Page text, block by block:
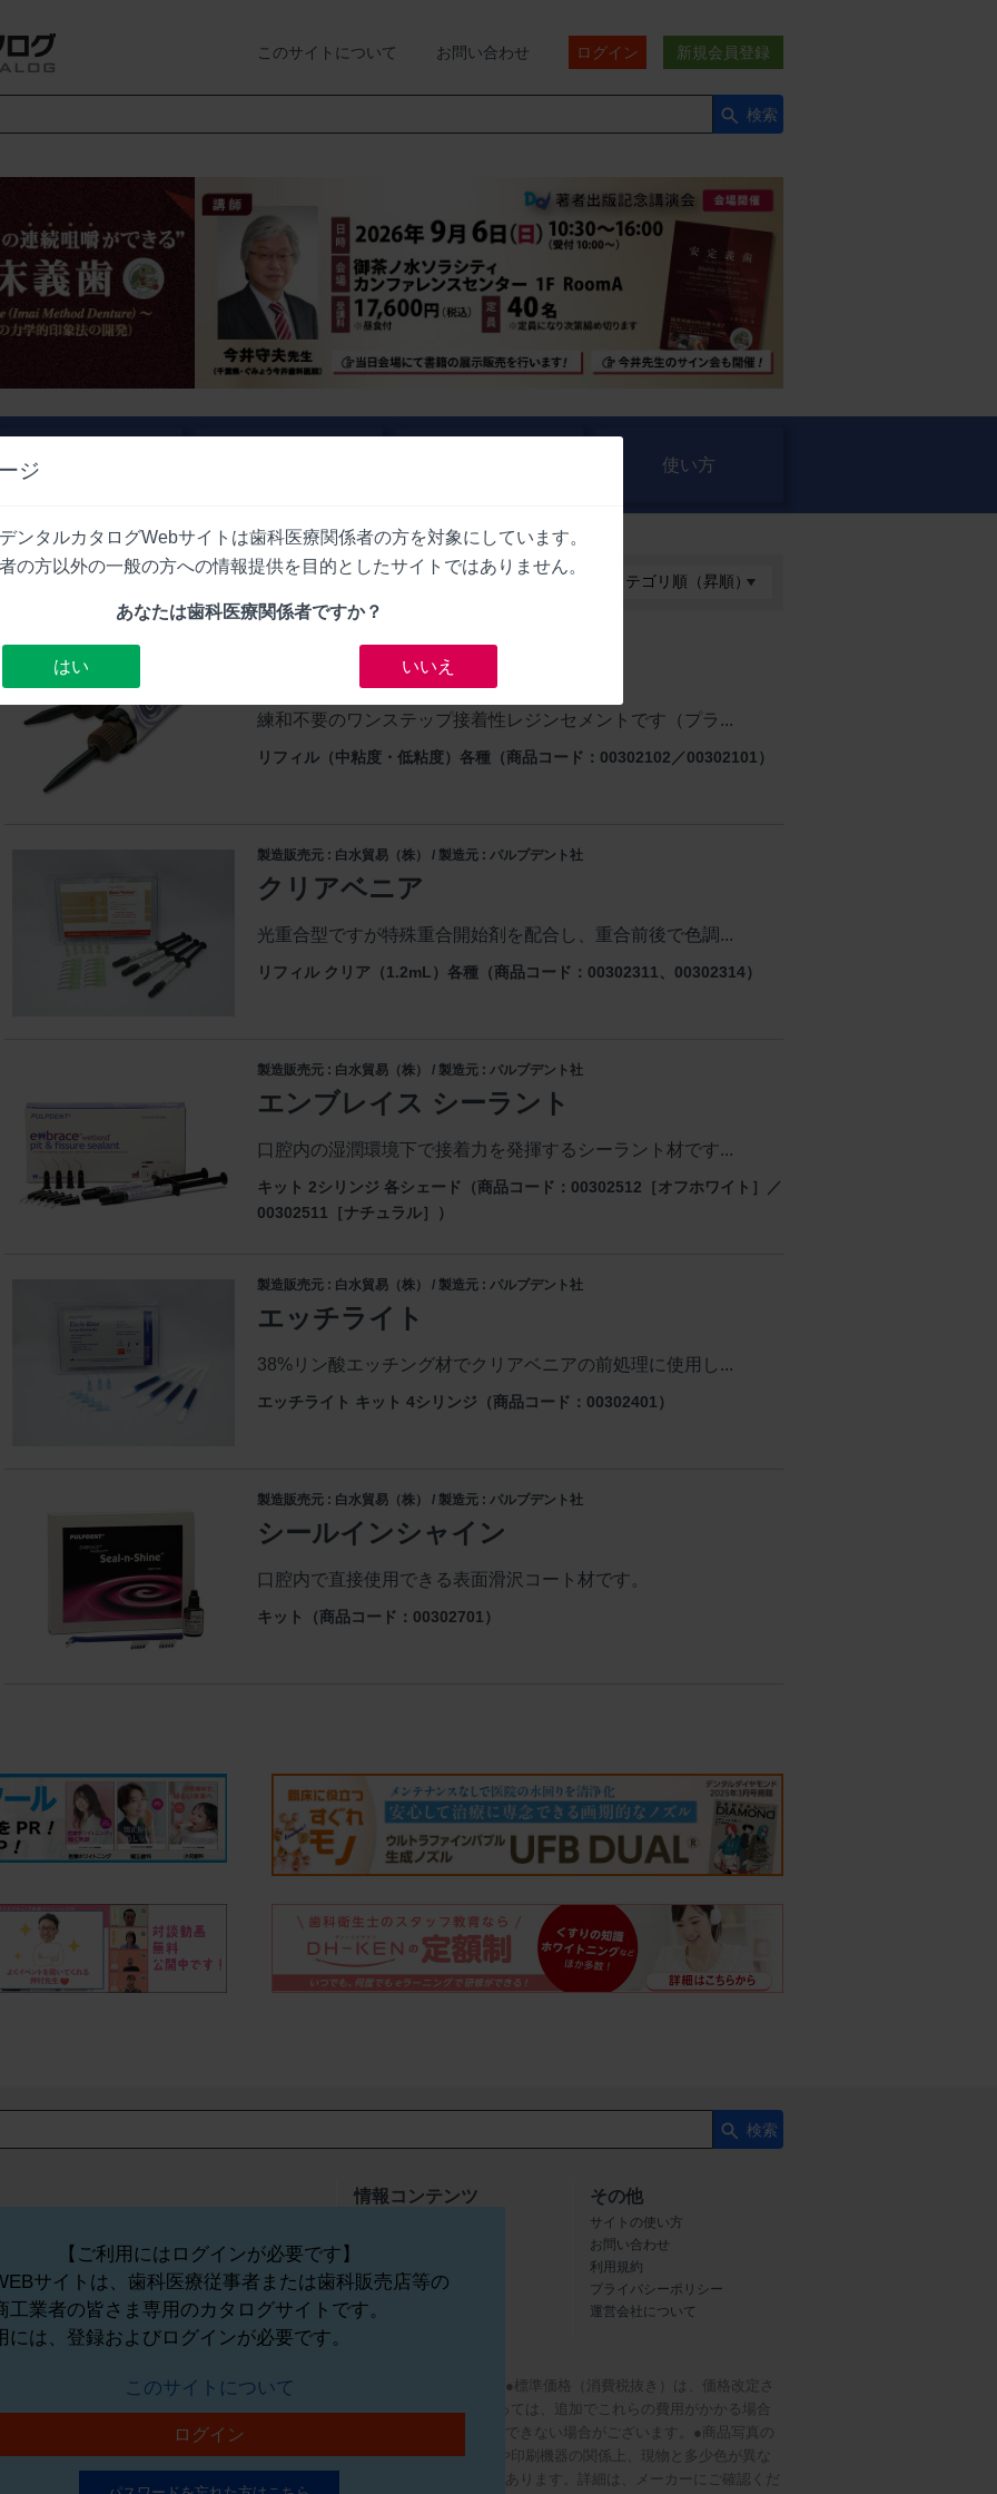
ジ
ンタルカタログWebサイトは歯科医療関係者の方を対象にしています。
の方以外の一般の方への情報提供を目的としたサイトではありません。
あなたは歯科医療関係者ですか？
はい いいえ
ログイン 新規会員登録
お問い合わせ
このサイトについて
検索
使い方
エンブレイス レジンセメント
練和不要のワンステップ接着性レジンセメントです（プラ...
リフィル（中粘度・低粘度）各種（商品コード：00302102／00302101）
製造販売元 : 白水貿易（株） / 製造元 : パルプデント社
クリアベニア
光重合型ですが特殊重合開始剤を配合し、重合前後で色調...
リフィル クリア（1.2mL）各種（商品コード：00302311、00302314）
製造販売元 : 白水貿易（株） / 製造元 : パルプデント社
エンブレイス シーラント
口腔内の湿潤環境下で接着力を発揮するシーラント材です...
キット 2シリンジ 各シェード（商品コード：00302512［オフホワイト］／
00302511［ナチュラル］）
製造販売元 : 白水貿易（株） / 製造元 : パルプデント社
エッチライト
38%リン酸エッチング材でクリアベニアの前処理に使用し...
エッチライト キット 4シリンジ（商品コード：00302401）
製造販売元 : 白水貿易（株） / 製造元 : パルプデント社
シールインシャイン
口腔内で直接使用できる表面滑沢コート材です。
キット（商品コード：00302701）
検索
薬材
L_白衣・衛生材料
M_歯科用コンピュータ・院内ネ
ットワーク
N_その他の製品
O_書籍
情報コンテンツ
講演会・セミナー
その他
サイトの使い方
お問い合わせ
利用規約
プライバシーポリシー
運営会社について
ジ等の変更や販売中止等については、予告なしに行われる場合があります。●標準価格（消費税抜き）は、価格改定さ
標準価格には、撤去料、取付料、運賃や諸費用などは含まれず、商品によっては、追加でこれらの費用がかかる場合
メーカーによって試験方法等が異なる場合があり、物性データは一律に比較できない場合がございます。●商品写真の
ておりません。寸法をご確認ください。また、商品の色調等は、モニターや印刷機器の関係上、現物と多少色が異な
より、詳細な説明や一部の付属品や部品、オプション品等を省略した商品もあります。詳細は、メーカーにご確認くだ
【ご利用にはログインが必要です】
サイトは、歯科医療従事者または歯科販売店等の
工業者の皆さま専用のカタログサイトです。
には、登録およびログインが必要です。
このサイトについて
ログイン